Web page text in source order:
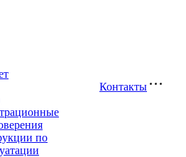
по
Контакты